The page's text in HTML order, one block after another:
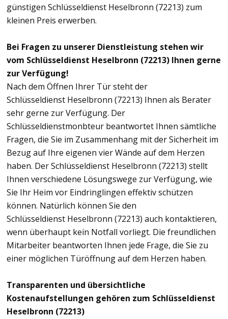
günstigen Schlüsseldienst Heselbronn (72213) zum
kleinen Preis erwerben.
Bei Fragen zu unserer Dienstleistung stehen wir
vom Schlüsseldienst Heselbronn (72213) Ihnen gerne
zur Verfügung!
Nach dem Öffnen Ihrer Tür steht der
Schlüsseldienst Heselbronn (72213) Ihnen als Berater
sehr gerne zur Verfügung. Der
Schlüsseldienstmonbteur beantwortet Ihnen sämtliche
Fragen, die Sie im Zusammenhang mit der Sicherheit im
Bezug auf Ihre eigenen vier Wände auf dem Herzen
haben. Der Schlüsseldienst Heselbronn (72213) stellt
Ihnen verschiedene Lösungswege zur Verfügung, wie
Sie Ihr Heim vor Eindringlingen effektiv schützen
können. Natürlich können Sie den
Schlüsseldienst Heselbronn (72213) auch kontaktieren,
wenn überhaupt kein Notfall vorliegt. Die freundlichen
Mitarbeiter beantworten Ihnen jede Frage, die Sie zu
einer möglichen Türöffnung auf dem Herzen haben.
Transparenten und übersichtliche
Kostenaufstellungen gehören zum Schlüsseldienst
Heselbronn (72213)